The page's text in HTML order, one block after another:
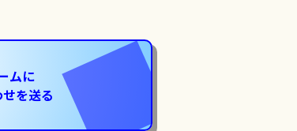
ムに
を送る